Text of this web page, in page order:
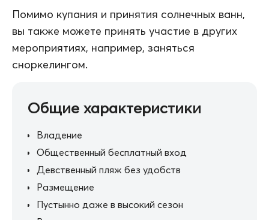
Помимо купания и принятия солнечных ванн,
вы также можете принять участие в других
мероприятиях, например, заняться
сноркелингом.
Общие характеристики
Владение
Общественный бесплатный вход
Девственный пляж без удобств
Размещение
Пустынно даже в высокий сезон